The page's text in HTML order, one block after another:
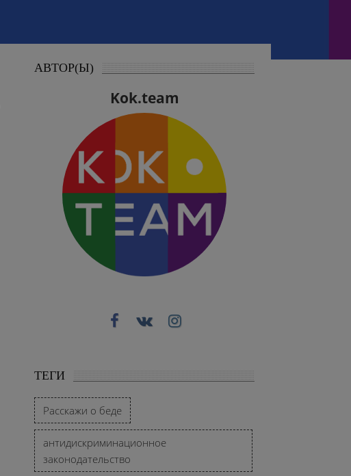
АВТОР(Ы)
Kok.team
ТЕГИ
Расскажи о беде
антидискриминационное
законодательство